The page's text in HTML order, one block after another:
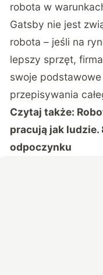
robota w
Gatsby nie jest
robota – jeśli na
lepszy sprzęt,
swoje
przepisywania
Czytaj także:
pracują jak
odpoczynku